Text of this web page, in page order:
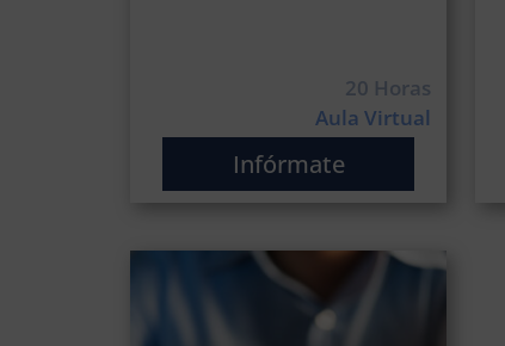
20 Horas
Aula Virtual
Infórmate